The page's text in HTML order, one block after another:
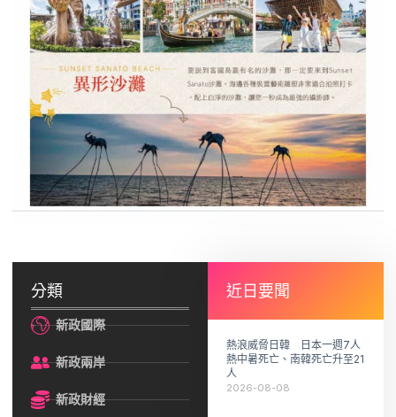
分類
新政國際
新政兩岸
新政財經
近日要聞
熱浪威脅日韓 日本一週7人
熱中暑死亡、南韓死亡升至21
人
2026-08-08